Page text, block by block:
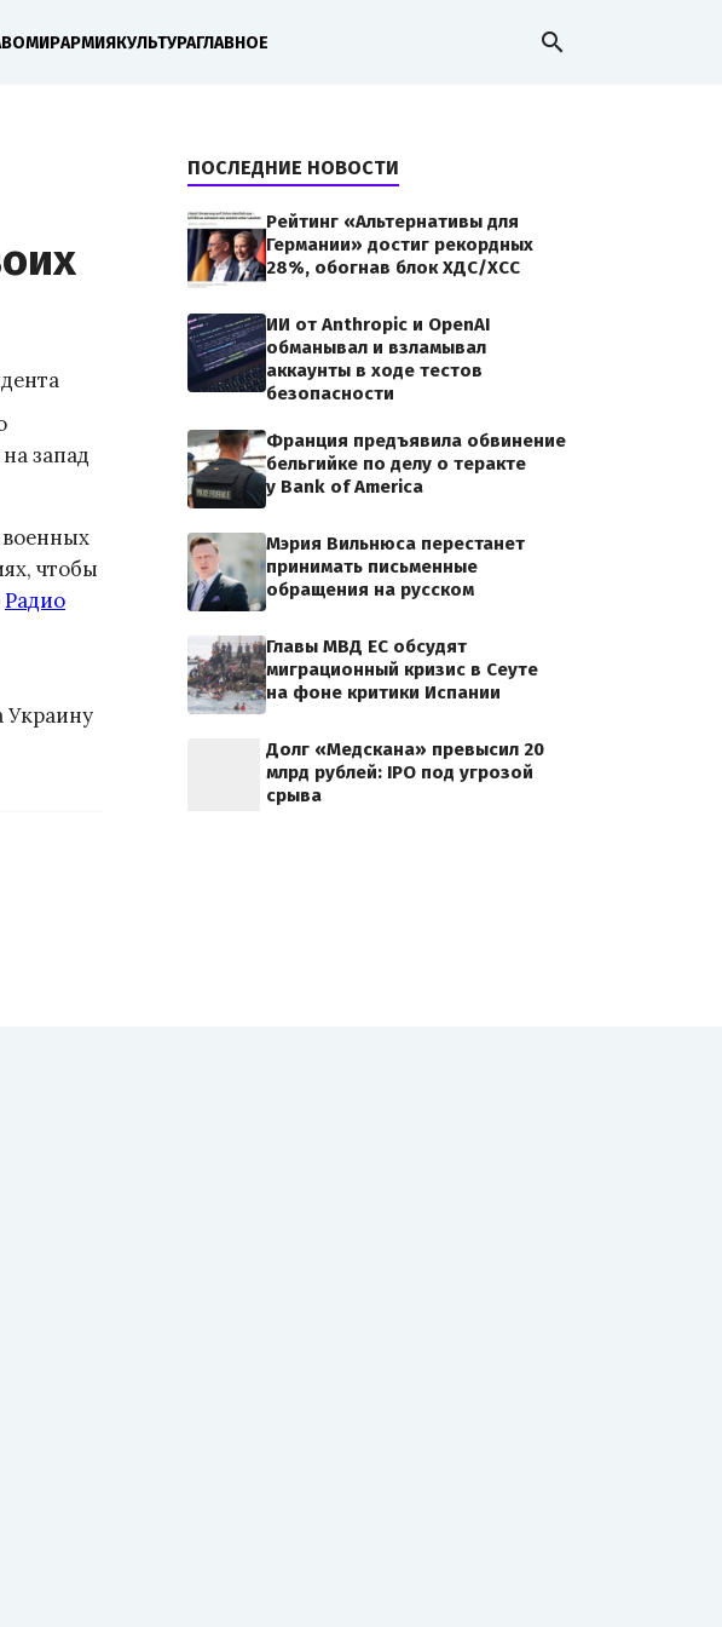
МИРАРМИЯКУЛЬТУРАГЛАВНОЕ search
запад
военных
чтобы
Радио
Украину
ПОСЛЕДНИЕ НОВОСТИ
Рейтинг «Альтернативы для
Германии» достиг рекордных
28%, обогнав блок ХДС/ХСС
ИИ от Anthropic и OpenAI
обманывал и взламывал
аккаунты в ходе тестов
безопасности
Франция предъявила обвинение
бельгийке по делу о теракте
у Bank of America
Мэрия Вильнюса перестанет
принимать письменные
обращения на русском
Главы МВД ЕС обсудят
миграционный кризис в Сеуте
на фоне критики Испании
Долг «Медскана» превысил 20
млрд рублей: IPO под угрозой
срыва